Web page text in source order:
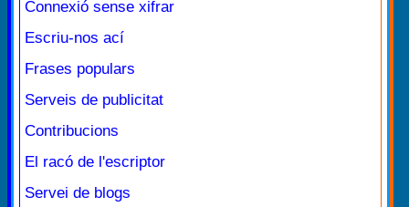
Connexió sense xifrar
Escriu-nos ací
Frases populars
Serveis de publicitat
Contribucions
El racó de l'escriptor
Servei de blogs